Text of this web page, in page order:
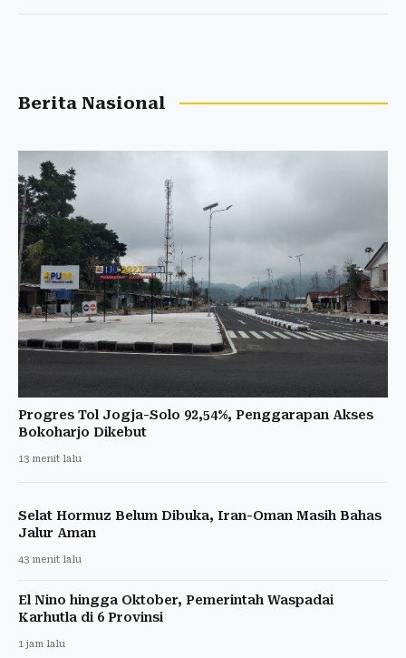
Berita Nasional
Progres Tol Jogja-Solo 92,54%, Penggarapan Akses
Bokoharjo Dikebut
13 menit lalu
Selat Hormuz Belum Dibuka, Iran-Oman Masih Bahas
Jalur Aman
43 menit lalu
El Nino hingga Oktober, Pemerintah Waspadai
Karhutla di 6 Provinsi
1 jam lalu